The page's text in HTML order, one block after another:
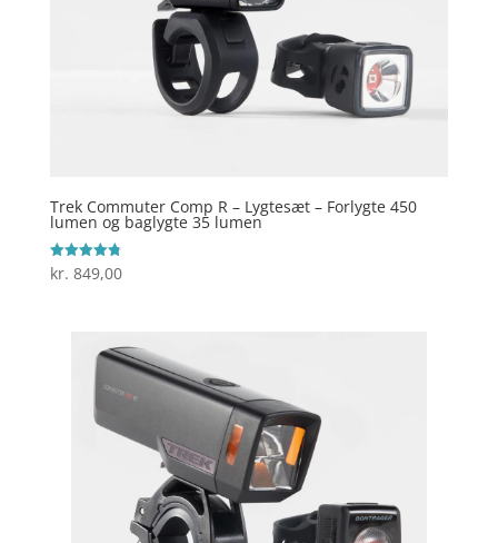
Trek Commuter Comp R – Lygtesæt – Forlygte 450
lumen og baglygte 35 lumen
Vurderet
4.8
kr. 849,00